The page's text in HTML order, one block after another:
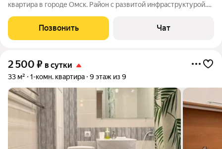
квартира в городе Омск. Район с развитой инфраструктурой.
остановки общественного транспорта. Для гостей с личным
автомобилем во дворе
Позвонить Чат
2 500 ₽ в сутки
33 м² 1-комн. квартира 9 этаж из 9